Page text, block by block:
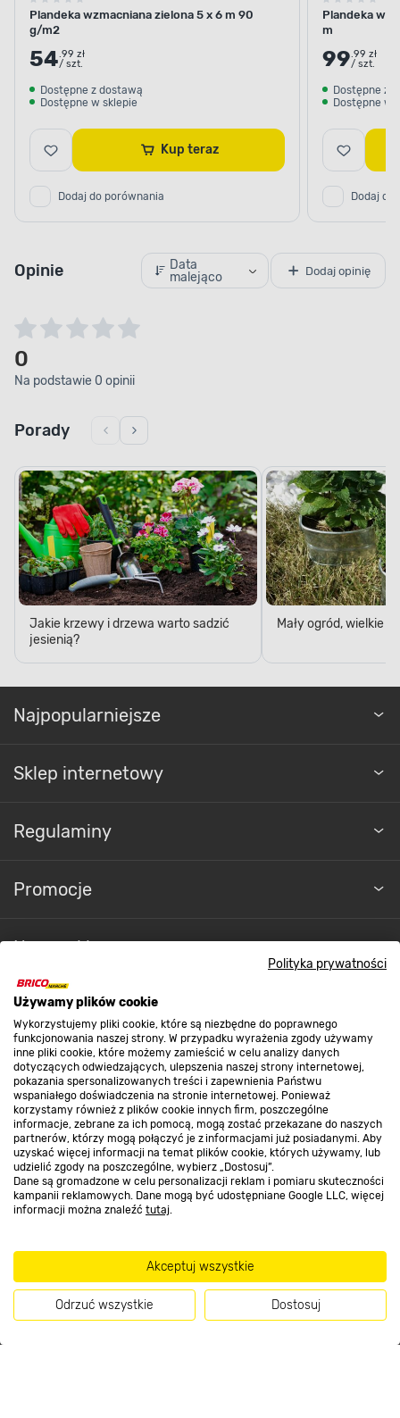
Polityka prywatności
Używamy plików cookie
Wykorzystujemy pliki cookie, które są niezbędne do poprawnego
funkcjonowania naszej strony. W przypadku wyrażenia zgody używamy
inne pliki cookie, które możemy zamieścić w celu analizy danych
dotyczących odwiedzających, ulepszenia naszej strony internetowej,
pokazania spersonalizowanych treści i zapewnienia Państwu
wspaniałego doświadczenia na stronie internetowej. Ponieważ
korzystamy również z plików cookie innych firm, poszczególne
informacje, zebrane za ich pomocą, mogą zostać przekazane do naszych
partnerów, którzy mogą połączyć je z informacjami już posiadanymi. Aby
uzyskać więcej informacji na temat plików cookie, których używamy, lub
udzielić zgody na poszczególne, wybierz „Dostosuj”.
Dane są gromadzone w celu personalizacji reklam i pomiaru skuteczności
kampanii reklamowych. Dane mogą być udostępniane Google LLC, więcej
informacji można znaleźć tutaj.
Akceptuj wszystkie
Odrzuć wszystkie Dostosuj
Plandeka wzmacniana zielona 5 x 6 m 90
g/m2
54.99 zł
/ szt.
Dostępne z dostawą
Dostępne w sklepie
Kup teraz
Dodaj do porównania
Plandeka
m
99.99 zł
/ szt.
Dostępne z
Dostępne w
Dodaj do
Opinie
Data
malejąco
Dodaj opinię
0
Na podstawie 0 opinii
Porady
Jakie krzewy i drzewa warto sadzić
jesienią?
Mały ogród, wielkie
Najpopularniejsze
Sklep internetowy
Regulaminy
Promocje
Nasze sklepy
O nas
Kontakt do sklepu
Strefa biznesu
Dołącz do nas
Metody płatności